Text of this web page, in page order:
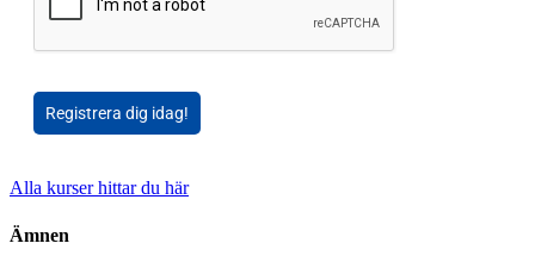
Registrera dig idag!
Alla kurser hittar du här
Ämnen